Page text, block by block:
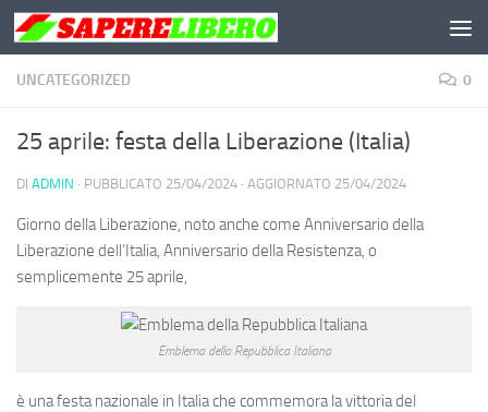
Salta al contenuto
UNCATEGORIZED 0
25 aprile: festa della Liberazione (Italia)
DI ADMIN · PUBBLICATO 25/04/2024 · AGGIORNATO 25/04/2024
Giorno della Liberazione, noto anche come Anniversario della
Liberazione dell’Italia, Anniversario della Resistenza, o
semplicemente 25 aprile,
Emblema della Repubblica Italiana
è una festa nazionale in Italia che commemora la vittoria del